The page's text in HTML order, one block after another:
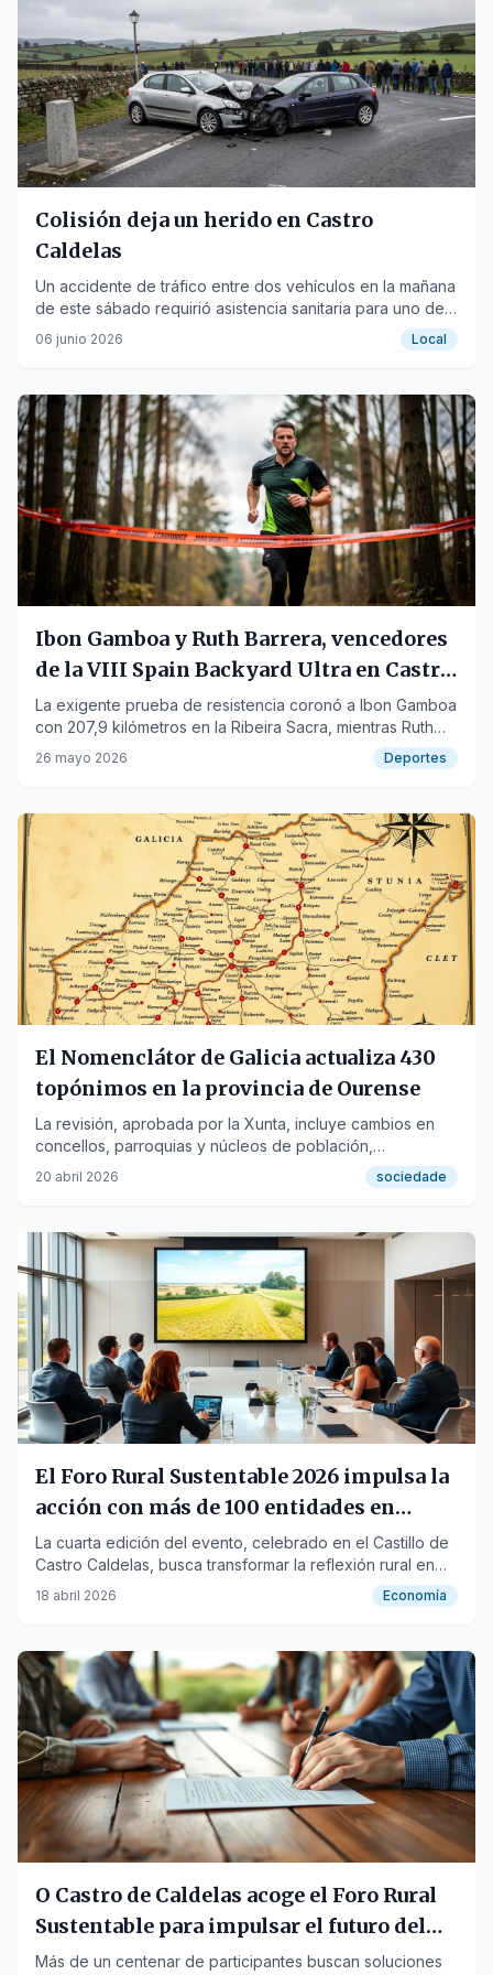
Colisión deja un herido en Castro
Caldelas
Un accidente de tráfico entre dos vehículos en la mañana
de este sábado requirió asistencia sanitaria para uno de
los conductores.
06 junio 2026 Local
Ibon Gamboa y Ruth Barrera, vencedores
de la VIII Spain Backyard Ultra en Castro
Caldelas
La exigente prueba de resistencia coronó a Ibon Gamboa
con 207,9 kilómetros en la Ribeira Sacra, mientras Ruth
Barrera se imponía en categoría femenina.
26 mayo 2026 Deportes
El Nomenclátor de Galicia actualiza 430
topónimos en la provincia de Ourense
La revisión, aprobada por la Xunta, incluye cambios en
concellos, parroquias y núcleos de población,
adaptándose a la normativa lingüística e historia local.
20 abril 2026 sociedade
El Foro Rural Sustentable 2026 impulsa la
acción con más de 100 entidades en
Caldelas
La cuarta edición del evento, celebrado en el Castillo de
Castro Caldelas, busca transformar la reflexión rural en
propuestas concretas y ejecutables.
18 abril 2026 Economía
O Castro de Caldelas acoge el Foro Rural
Sustentable para impulsar el futuro del
rural
Más de un centenar de participantes buscan soluciones